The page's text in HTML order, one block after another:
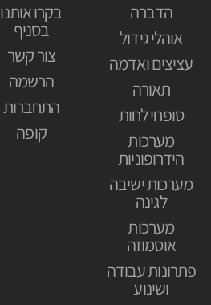
הדברה
אוהלי גידול
עציצים ואדמה
תאורה
סופחי לחות
מערכות
הידרופוניות
מערכות ישיבה
לגינה
מערכות
אוסמוזה
פתרונות עבודה
ושינוע
בקרו אותנו
בסניף
צור קשר
הרשמה
התחברות
קופה